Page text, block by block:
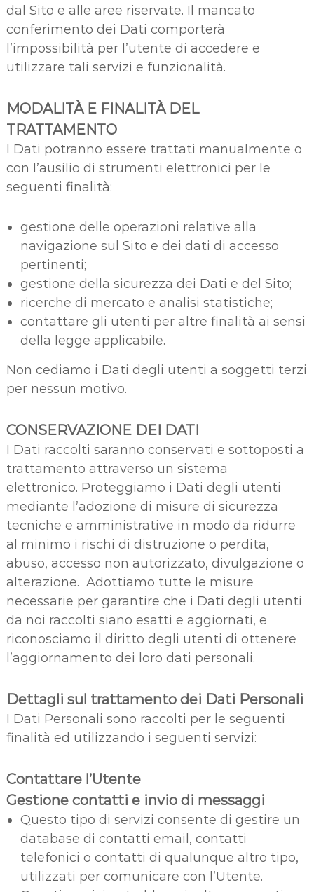
dal Sito e alle aree riservate. Il mancato
conferimento dei Dati comporterà
l’impossibilità per l’utente di accedere e
utilizzare tali servizi e funzionalità.
MODALITÀ E FINALITÀ DEL
TRATTAMENTO
I Dati potranno essere trattati manualmente o
con l’ausilio di strumenti elettronici per le
seguenti finalità:
gestione delle operazioni relative alla
navigazione sul Sito e dei dati di accesso
pertinenti;
gestione della sicurezza dei Dati e del Sito;
ricerche di mercato e analisi statistiche;
contattare gli utenti per altre finalità ai sensi
della legge applicabile.
Non cediamo i Dati degli utenti a soggetti terzi
per nessun motivo.
CONSERVAZIONE DEI DATI
I Dati raccolti saranno conservati e sottoposti a
trattamento attraverso un sistema
elettronico. Proteggiamo i Dati degli utenti
mediante l’adozione di misure di sicurezza
tecniche e amministrative in modo da ridurre
al minimo i rischi di distruzione o perdita,
abuso, accesso non autorizzato, divulgazione o
alterazione. Adottiamo tutte le misure
necessarie per garantire che i Dati degli utenti
da noi raccolti siano esatti e aggiornati, e
riconosciamo il diritto degli utenti di ottenere
l’aggiornamento dei loro dati personali.
Dettagli sul trattamento dei Dati Personali
I Dati Personali sono raccolti per le seguenti
finalità ed utilizzando i seguenti servizi:
Contattare l’Utente
Gestione contatti e invio di messaggi
Questo tipo di servizi consente di gestire un
database di contatti email, contatti
telefonici o contatti di qualunque altro tipo,
utilizzati per comunicare con l’Utente.